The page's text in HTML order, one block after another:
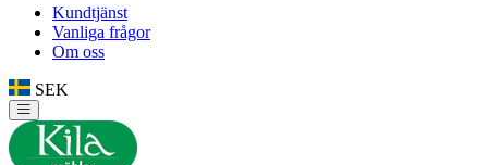
Kundtjänst
Vanliga frågor
Om oss
SEK